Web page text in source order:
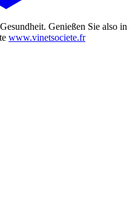
Genießen Sie also in
www.vinetsociete.fr